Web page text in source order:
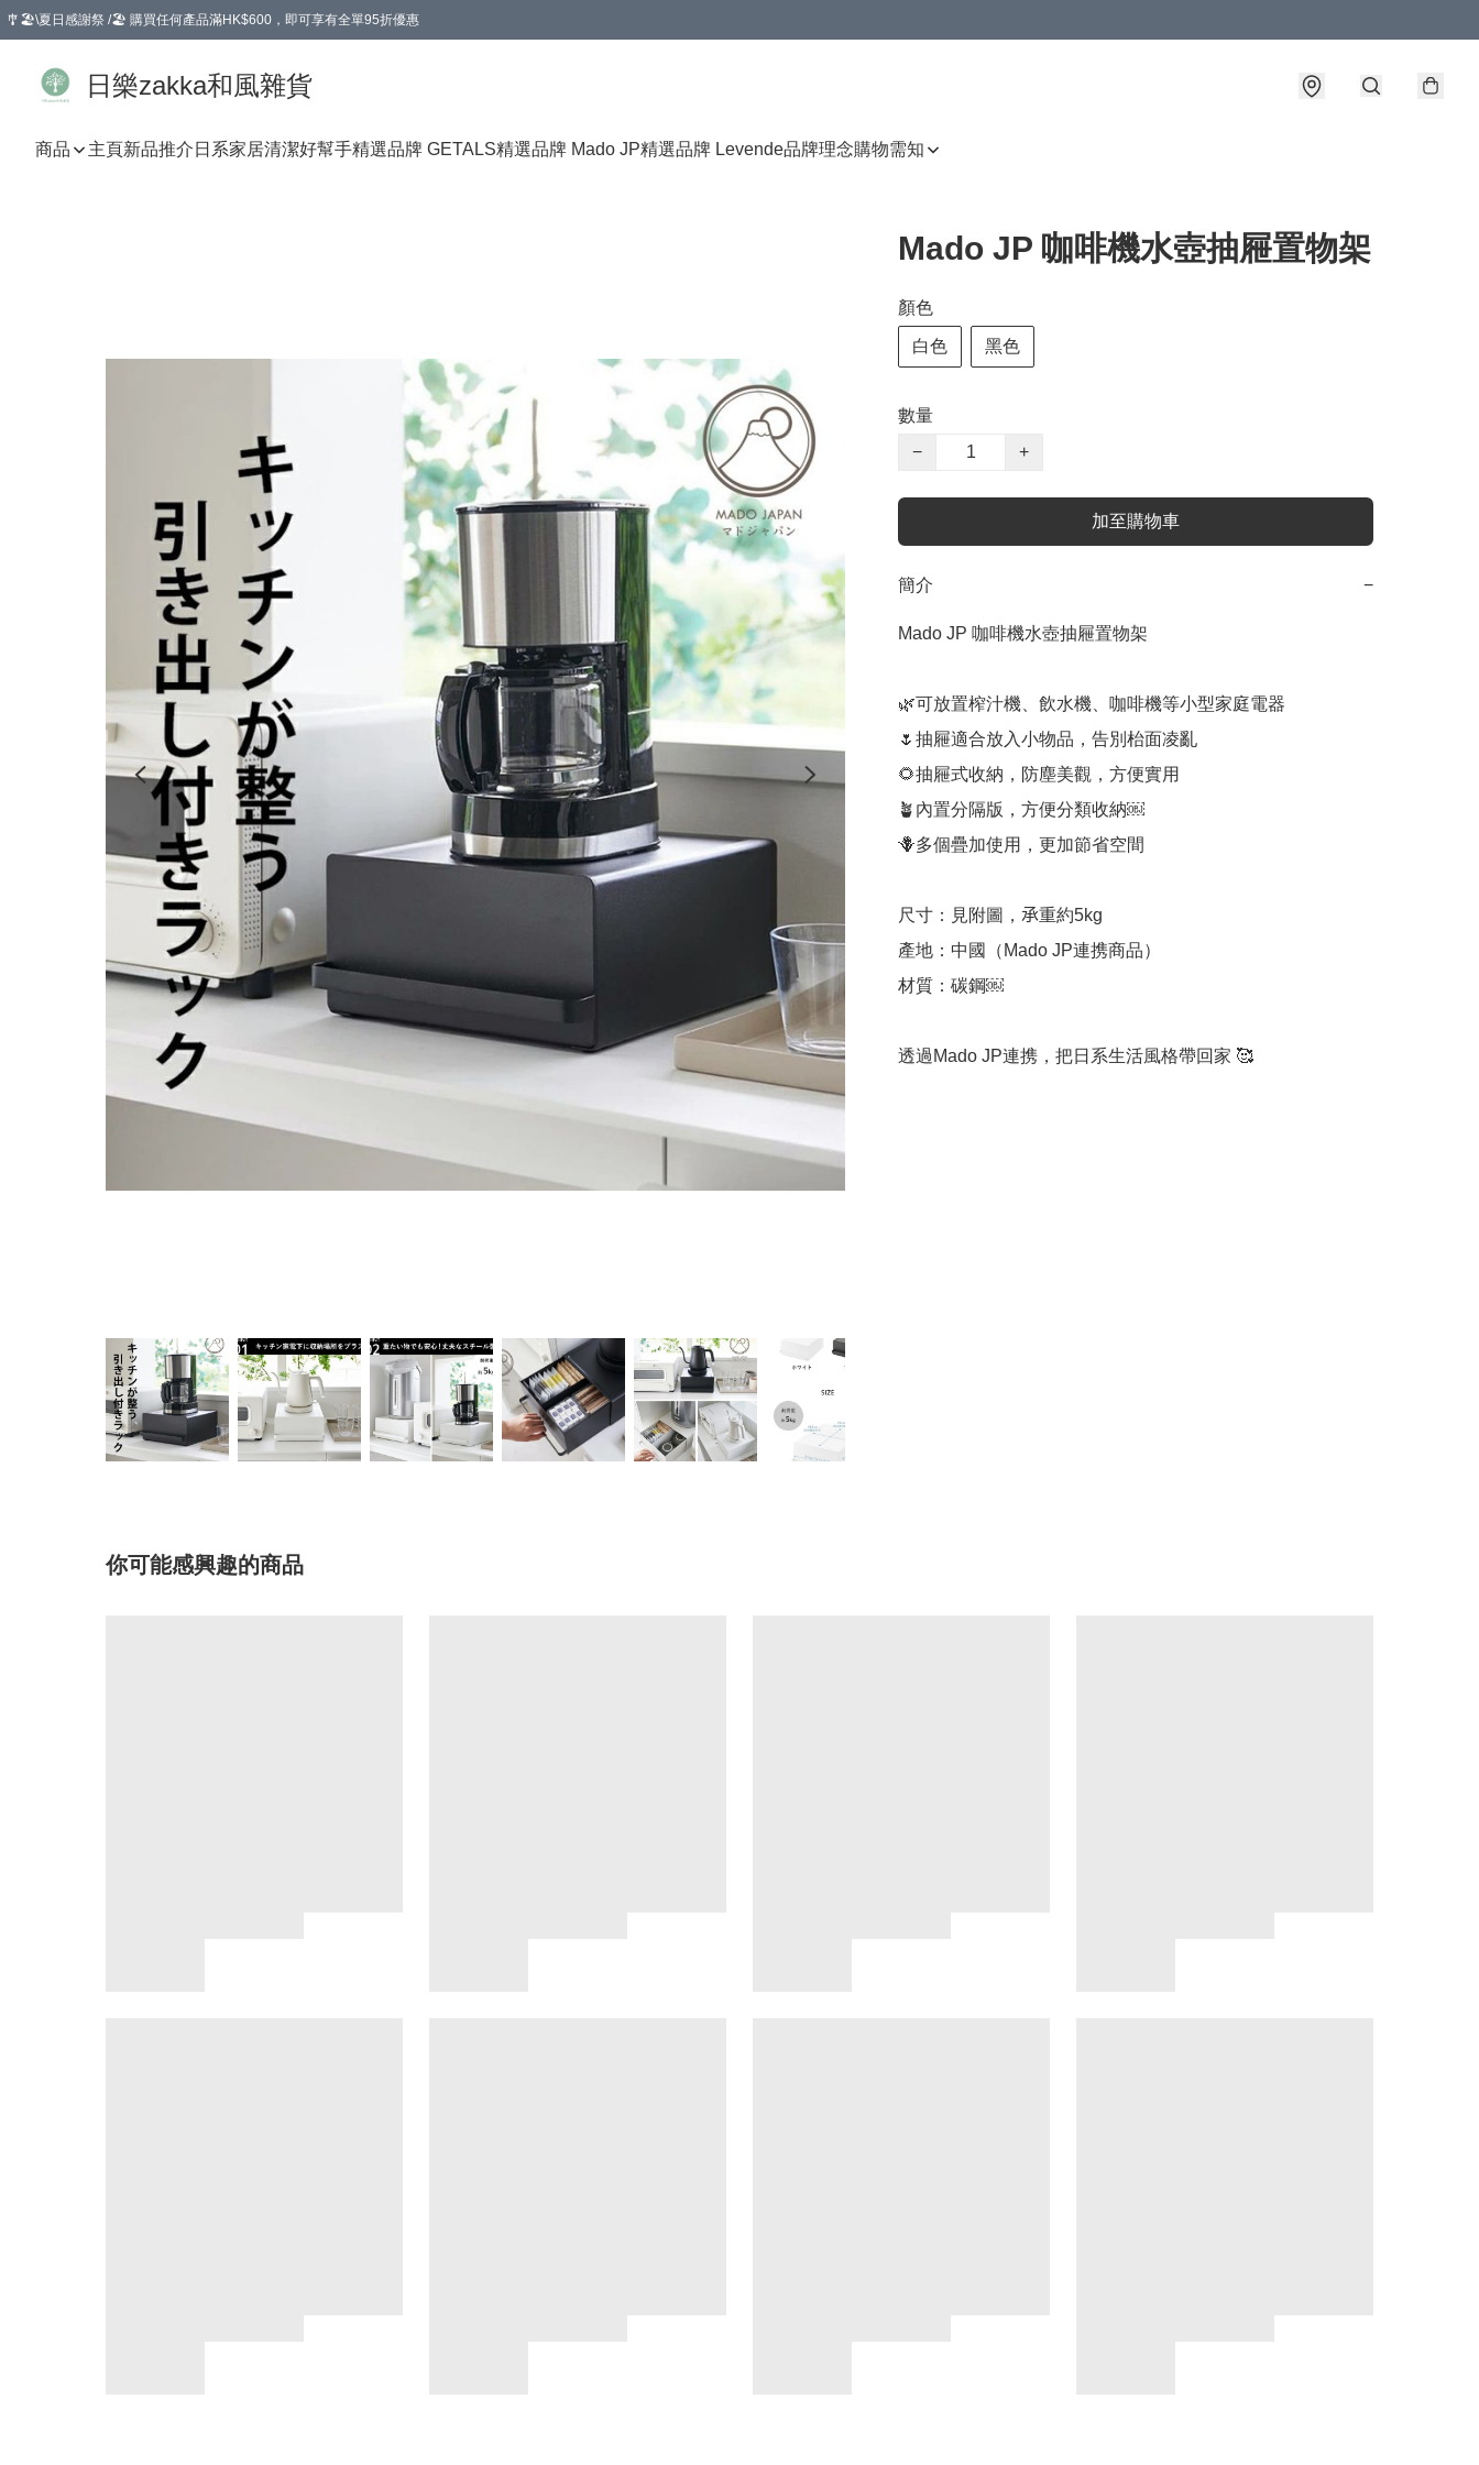
🎐🏖️\夏日感謝祭 /🏖️ 購買任何產品滿HK$600，即可享有全單95折優惠
日樂zakka和風雜貨
商品 主頁新品推介 日系家居清潔好幫手精選品牌 GETALS精選品牌 Mado JP精選品牌 Levende品牌理念購物需知
Mado JP 咖啡機水壺抽屜置物架
顏色
白色 黑色
數量
−
+
加至購物車
簡介 −
Mado JP 咖啡機水壺抽屜置物架
🌿可放置榨汁機、飲水機、咖啡機等小型家庭電器
🌷抽屜適合放入小物品，告別枱面凌亂
🌻抽屜式收納，防塵美觀，方便實用
🪴內置分隔版，方便分類收納￼
🪻多個疊加使用，更加節省空間
尺寸：見附圖，𠄘重約5kg
產地：中國（Mado JP連携商品）
材質：碳鋼￼
透過Mado JP連携，把日系生活風格帶回家 🥰
你可能感興趣的商品